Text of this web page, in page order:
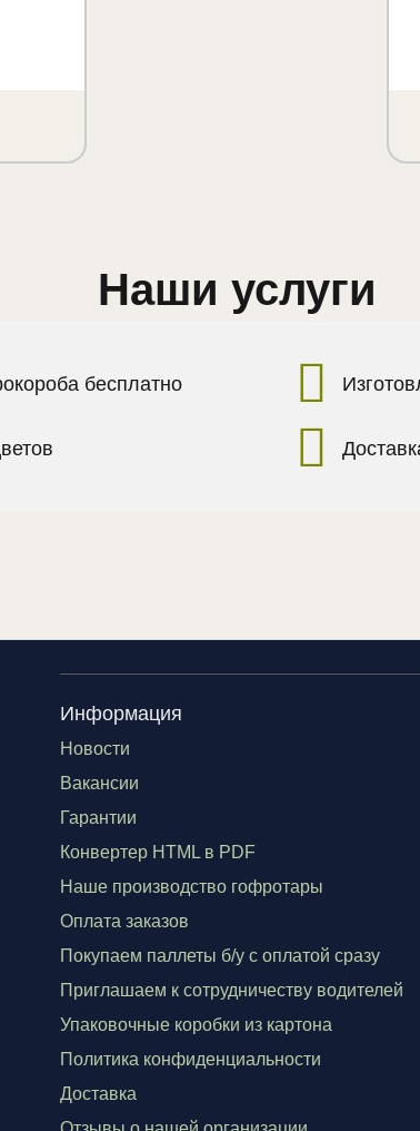
Наши услуги
бесплатно
Информация
Новости
Вакансии
Гарантии
Конвертер HTML в PDF
Наше производство гофротары
Оплата заказов
Покупаем паллеты б/у с оплатой сразу
Приглашаем к сотрудничеству водителей
Упаковочные коробки из картона
Политика конфиденциальности
Доставка